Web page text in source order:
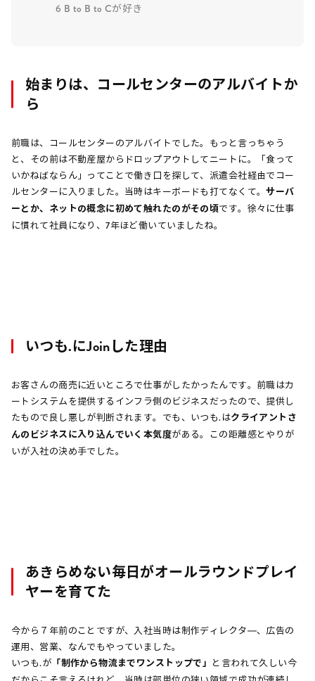
6 B to B to Cが好き
始まりは、コールセンターのアルバイトか
ら
前職は、コールセンターのアルバイトでした。もっと言っちゃう
と、その前は不動産屋からドロップアウトしてニートに。「食って
いかねばならん」ってことで働き口を探して、派遣会社経由でコー
ルセンターに入りました。当時はキーボードも打てなくて。サーバ
ーとか、ネットの概念に初めて触れたのがその頃です。徐々に仕事
に慣れて社員になり、7年ほど働いていましたね。
いつも.にJoinした理由
お客さんの商売に近いところで仕事がしたかったんです。前職はカ
ートシステムを提供するインフラ側のビジネスだったので、提供し
たもので良し悪しが判断されます。でも、いつも.はクライアントさ
んのビジネスに入り込んでいく本気度がある。この距離感とやりが
いが入社の決め手でした。
あきらめない毎日がオールラウンドプレイ
ヤーを育てた
今から７年前のことですが、入社当時は制作ディレクタ―、広告の
運用、営業、なんでもやっていました。
いつも.が 「制作から物流までワンストップで」 と言われて久しい今